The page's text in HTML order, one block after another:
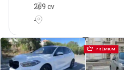
269 cv
-
PRÉMIUM